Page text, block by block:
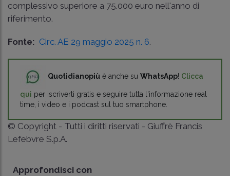
complessivo superiore a 75.000 euro nell'anno di
riferimento.
Fonte: Circ. AE 29 maggio 2025 n. 6.
Quotidianopiù è anche su WhatsApp! Clicca
qui per iscriverti gratis e seguire tutta l'informazione real
time, i video e i podcast sul tuo smartphone.
© Copyright - Tutti i diritti riservati - Giuffrè Francis
Lefebvre S.p.A.
Approfondisci con